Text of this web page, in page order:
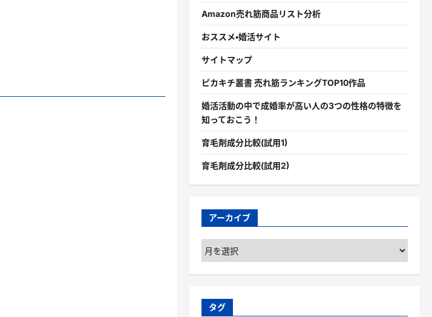
Amazon売れ筋商品リスト分析
おススメ・婚活サイト
サイトマップ
ピカキチ叢書 売れ筋ランキングTOP10作品
婚活活動の中で成婚率が高い人の3つの性格の特徴を
知っておこう！
育毛剤成分比較(試用1)
育毛剤成分比較(試用2)
アーカイブ
ア
ー
カ
ブ
タグ